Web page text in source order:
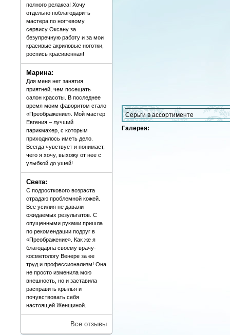
полного релакса! Хочу
отдельно поблагодарить
мастера по ногтевому
сервису Оксану за
безупречную работу и за мои
красивые акриловые ноготки,
роспись красивенная!
Марина:
Для меня нет занятия
приятней, чем посещать
салон красоты. В последнее
время моим фаворитом стало
«Преображение». Мой мастер
Евгения – лучший
парикмахер, с которым
приходилось иметь дело.
Всегда чувствует и понимает,
чего я хочу, выхожу от нее с
улыбкой до ушей!
Света:
С подросткового возраста
страдаю проблемной кожей.
Все усилия не давали
ожидаемых результатов. С
опущенными руками пришла
по рекомендации подруг в
«Преображение». Как же я
благодарна своему врачу-
косметологу Венере за ее
труд и профессионализм! Она
не просто изменила мою
внешность, но и заставила
расправить крылья и
почувствовать себя
настоящей Женщиной.
Все отзывы
Серьги в ассортименте
Галерея: